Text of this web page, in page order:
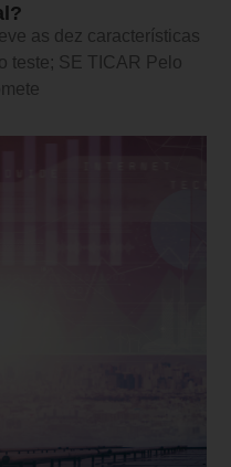
as dez características
teste; SE TICAR Pelo